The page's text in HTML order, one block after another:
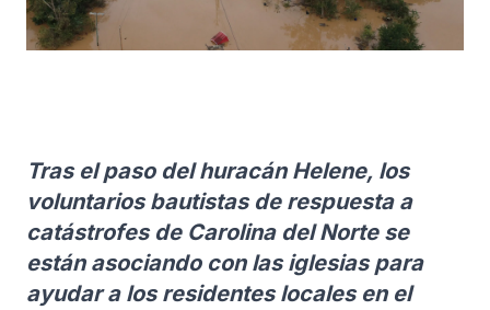
Tras el paso del huracán Helene, los
voluntarios bautistas de respuesta a
catástrofes de Carolina del Norte se
están asociando con las iglesias para
ayudar a los residentes locales en el